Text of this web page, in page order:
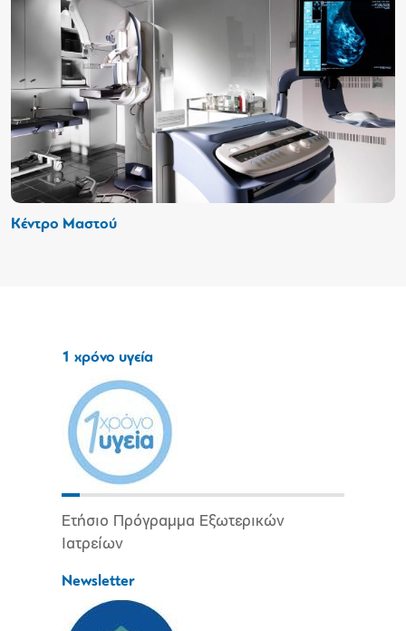
Κέντρο Μαστού
1 χρόνο υγεία
Ετήσιο Πρόγραμμα Εξωτερικών
Ιατρείων
Newsletter